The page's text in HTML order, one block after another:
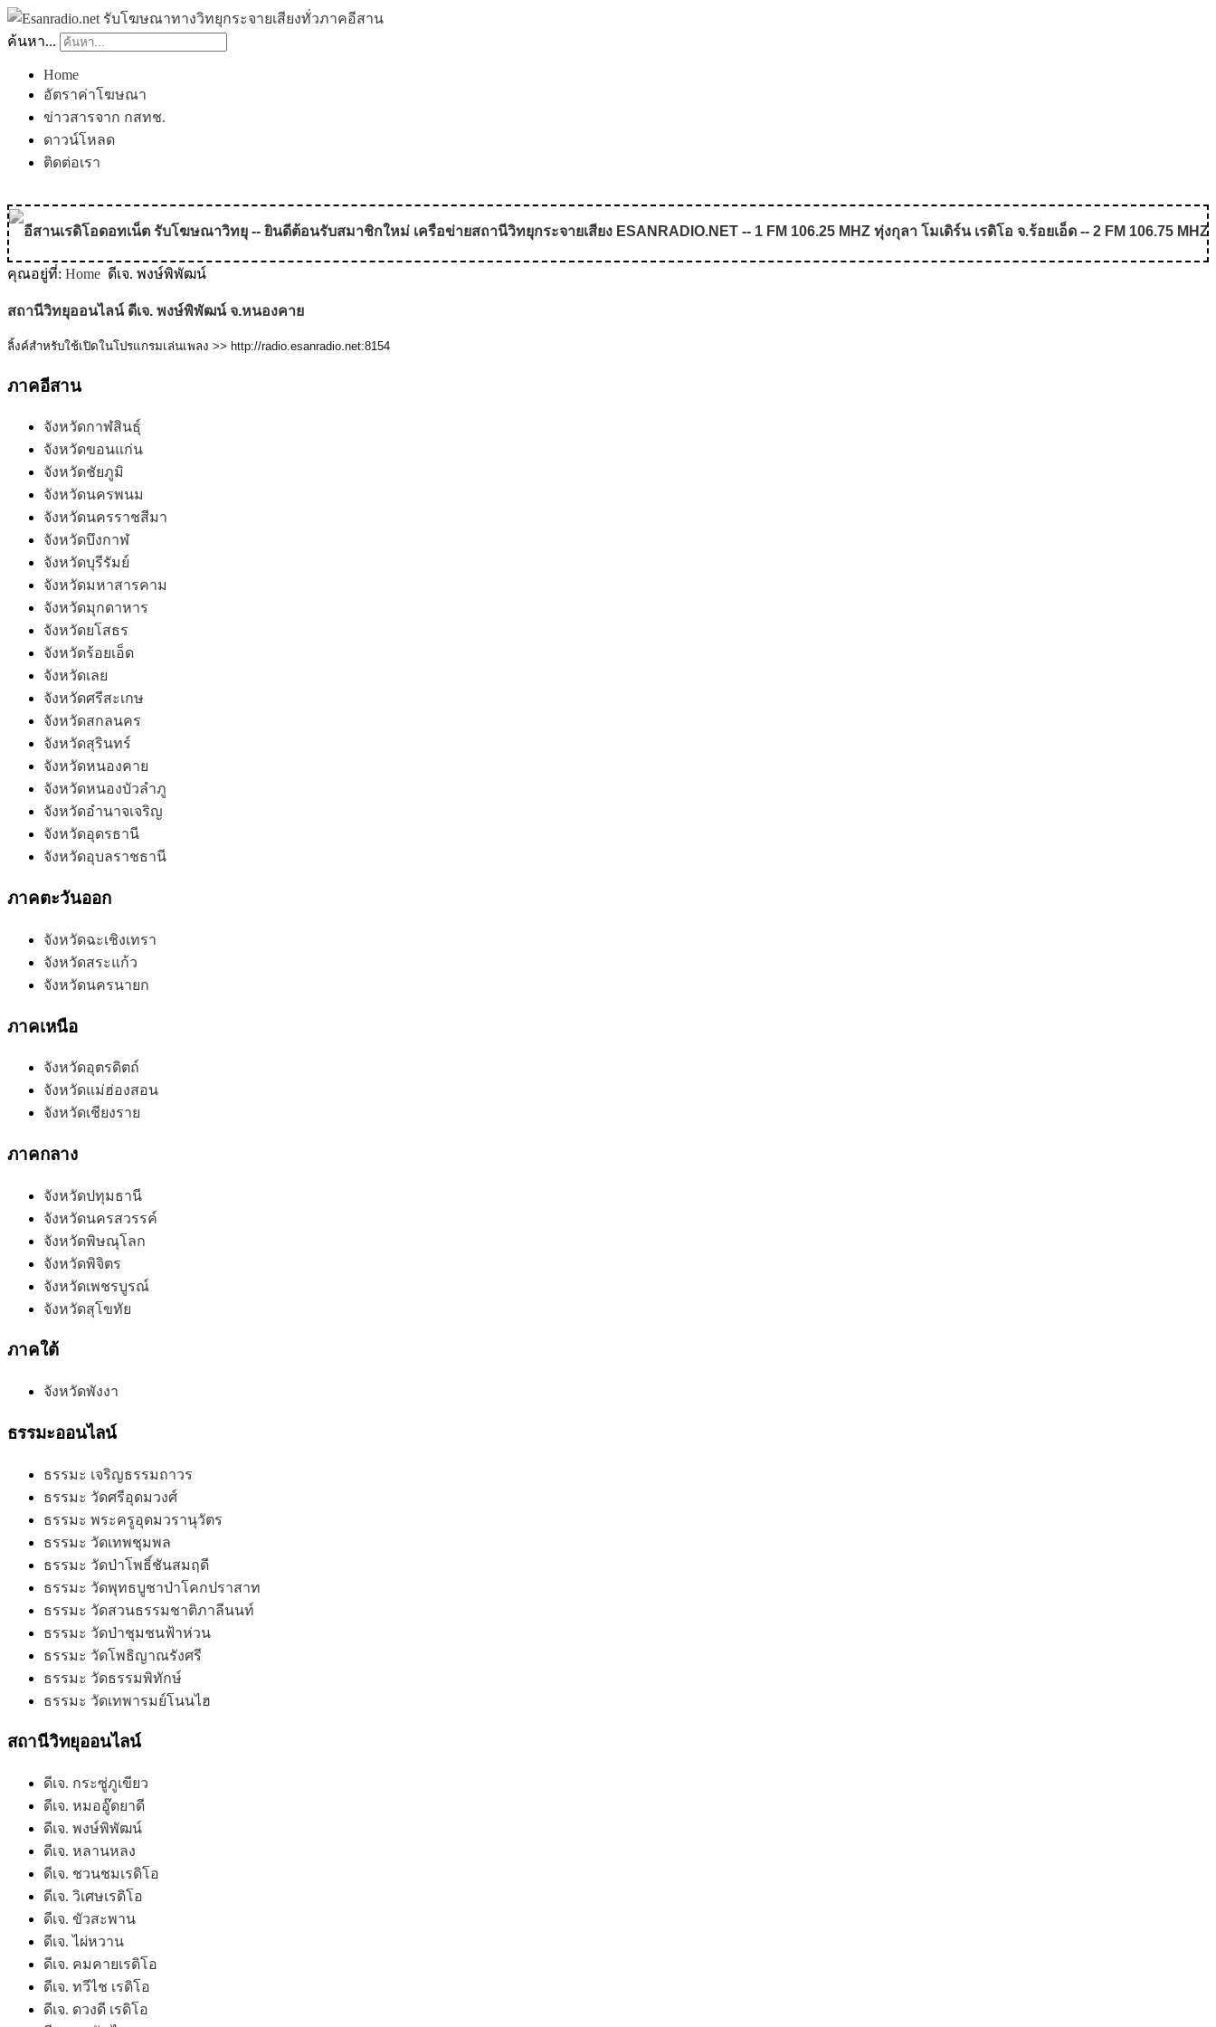
ค้นหา...
Home
อัตราค่าโฆษณา
ข่าวสารจาก กสทช.
ดาวน์โหลด
ติดต่อเรา
อีสานเรดิโอดอทเน็ต รับโฆษณาวิทยุ -- ยินดีต้อนรับสมาชิกใหม่ เครือข่ายสถานีวิทยุกระจายเสียง ESANRADIO.NET -- 1 FM 106.25 MHZ ทุ่งกุลา โมเดิร์น เรดิโอ จ.ร้อยเอ็ด -- 2 FM 106.75
MODULE SBAHJAOUI WEATHER
MODULE SBAHJAOUI YOUTUBE
คุณอยู่ที่: Home ดีเจ. พงษ์พิพัฒน์
สถานีวิทยุออนไลน์ ดีเจ. พงษ์พิพัฒน์ จ.หนองคาย
ลิ้งค์สำหรับใช้เปิดในโปรแกรมเล่นเพลง >> http://radio.esanradio.net:8154
ภาคอีสาน
จังหวัดกาฬสินธุ์
จังหวัดขอนแก่น
จังหวัดชัยภูมิ
จังหวัดนครพนม
จังหวัดนครราชสีมา
จังหวัดบึงกาฬ
จังหวัดบุรีรัมย์
จังหวัดมหาสารคาม
จังหวัดมุกดาหาร
จังหวัดยโสธร
จังหวัดร้อยเอ็ด
จังหวัดเลย
จังหวัดศรีสะเกษ
จังหวัดสกลนคร
จังหวัดสุรินทร์
จังหวัดหนองคาย
จังหวัดหนองบัวลำภู
จังหวัดอำนาจเจริญ
จังหวัดอุดรธานี
จังหวัดอุบลราชธานี
ภาคตะวันออก
จังหวัดฉะเชิงเทรา
จังหวัดสระแก้ว
จังหวัดนครนายก
ภาคเหนือ
จังหวัดอุตรดิตถ์
จังหวัดแม่ฮ่องสอน
จังหวัดเชียงราย
ภาคกลาง
จังหวัดปทุมธานี
จังหวัดนครสวรรค์
จังหวัดพิษณุโลก
จังหวัดพิจิตร
จังหวัดเพชรบูรณ์
จังหวัดสุโขทัย
ภาคใต้
จังหวัดพังงา
ธรรมะออนไลน์
ธรรมะ เจริญธรรมถาวร
ธรรมะ วัดศรีอุดมวงศ์
ธรรมะ พระครูอุดมวรานุวัตร
ธรรมะ วัดเทพชุมพล
ธรรมะ วัดป่าโพธิ์ชันสมฤดี
ธรรมะ วัดพุทธบูชาป่าโคกปราสาท
ธรรมะ วัดสวนธรรมชาติภาลีนนท์
ธรรมะ วัดป่าชุมชนฟ้าห่วน
ธรรมะ วัดโพธิญาณรังศรี
ธรรมะ วัดธรรมพิทักษ์
ธรรมะ วัดเทพารมย์โนนไฮ
สถานีวิทยุออนไลน์
ดีเจ. กระซู่ภูเขียว
ดีเจ. หมออู๊ดยาดี
ดีเจ. พงษ์พิพัฒน์
ดีเจ. หลานหลง
ดีเจ. ชวนชมเรดิโอ
ดีเจ. วิเศษเรดิโอ
ดีเจ. ขัวสะพาน
ดีเจ. ไผ่หวาน
ดีเจ. คมคายเรดิโอ
ดีเจ. ทวีไช เรดิโอ
ดีเจ. ดวงดี เรดิโอ